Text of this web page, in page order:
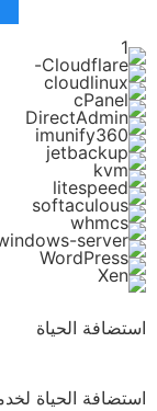
استضافة الحياة
استضافة الحياة